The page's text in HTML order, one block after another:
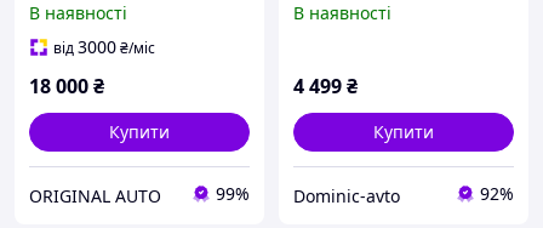
В наявності
від3000₴/міс
18 000₴
Купити
ORIGINAL AUTO 99%
шрот
В наявності
4 499₴
Купити
Dominic-avto 92%